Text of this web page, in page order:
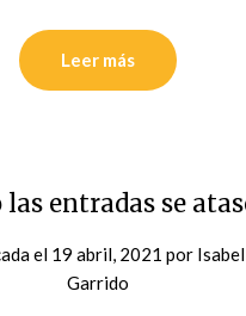
Leer más
las entradas se
el 19 abril, 2021 por Isabel
Garrido